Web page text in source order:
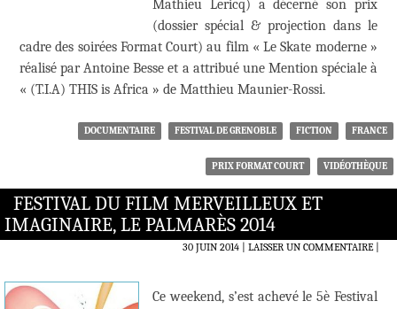
Mathieu Lericq) a décerné son prix
(dossier spécial & projection dans le
cadre des soirées Format Court) au film « Le Skate moderne »
réalisé par Antoine Besse et a attribué une Mention spéciale à
« (T.I.A) THIS is Africa » de Matthieu Maunier-Rossi.
DOCUMENTAIRE FESTIVAL DE GRENOBLE FICTION FRANCE
PRIX FORMAT COURT VIDÉOTHÈQUE
FESTIVAL DU FILM MERVEILLEUX ET
IMAGINAIRE, LE PALMARÈS 2014
30 JUIN 2014 LAISSER UN COMMENTAIRE|
Ce weekend, s’est achevé le 5è Festival